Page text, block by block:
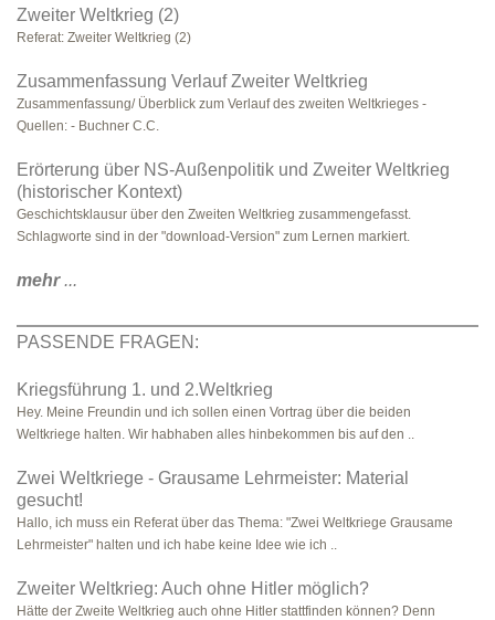
Zweiter Weltkrieg (2)
Referat: Zweiter Weltkrieg (2)
Zusammenfassung Verlauf Zweiter Weltkrieg
Zusammenfassung/ Überblick zum Verlauf des zweiten Weltkrieges -
Quellen: - Buchner C.C.
Erörterung über NS-Außenpolitik und Zweiter Weltkrieg
(historischer Kontext)
Geschichtsklausur über den Zweiten Weltkrieg zusammengefasst.
Schlagworte sind in der "download-Version" zum Lernen markiert.
mehr...
PASSENDE FRAGEN:
Kriegsführung 1. und 2.Weltkrieg
Hey. Meine Freundin und ich sollen einen Vortrag über die beiden
Weltkriege halten. Wir habhaben alles hinbekommen bis auf den ..
Zwei Weltkriege - Grausame Lehrmeister: Material
gesucht!
Hallo, ich muss ein Referat über das Thema: "Zwei Weltkriege Grausame
Lehrmeister" halten und ich habe keine Idee wie ich ..
Zweiter Weltkrieg: Auch ohne Hitler möglich?
Hätte der Zweite Weltkrieg auch ohne Hitler stattfinden können? Denn